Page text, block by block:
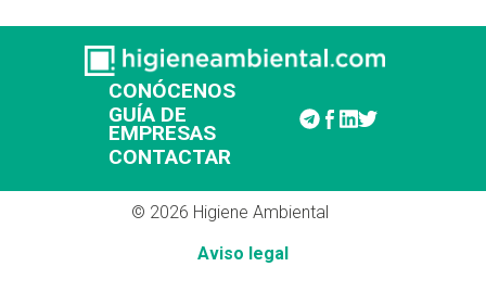
CONÓCENOS
GUÍA DE
EMPRESAS
CONTACTAR
© 2026 Higiene Ambiental
Aviso legal